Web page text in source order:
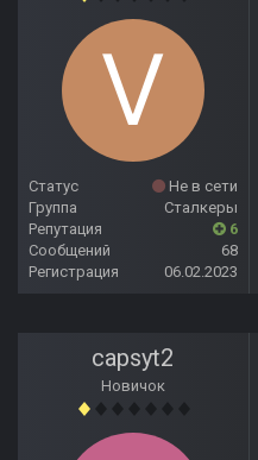
Статус
Не в сети
Группа
Сталкеры
Репутация
6
Сообщений
68
Регистрация
06.02.2023
capsyt2
Новичок